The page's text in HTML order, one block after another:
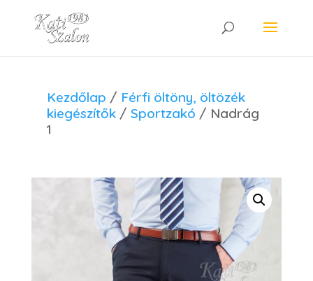
Kezdőlap / Férfi öltöny, öltözék
kiegészítők /Sportzakó / Nadrág
1